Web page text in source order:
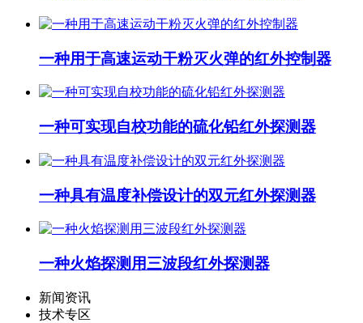
一种用于高速运动干粉灭火弹的红外控制器
一种可实现自校功能的硫化铅红外探测器
一种具有温度补偿设计的双元红外探测器
一种火焰探测用三波段红外探测器
新闻资讯
技术专区